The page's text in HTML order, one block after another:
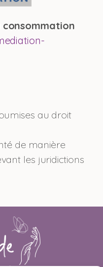
consommation
au droit
de manière
les juridictions